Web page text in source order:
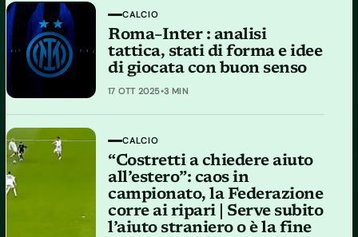
CALCIO
Roma–Inter : analisi
tattica, stati di forma e idee
di giocata con buon senso
17 OTT 2025•3 MIN
CALCIO
“Costretti a chiedere aiuto
all’estero”: caos in
campionato, la Federazione
corre ai ripari | Serve subito
l’aiuto straniero o è la fine